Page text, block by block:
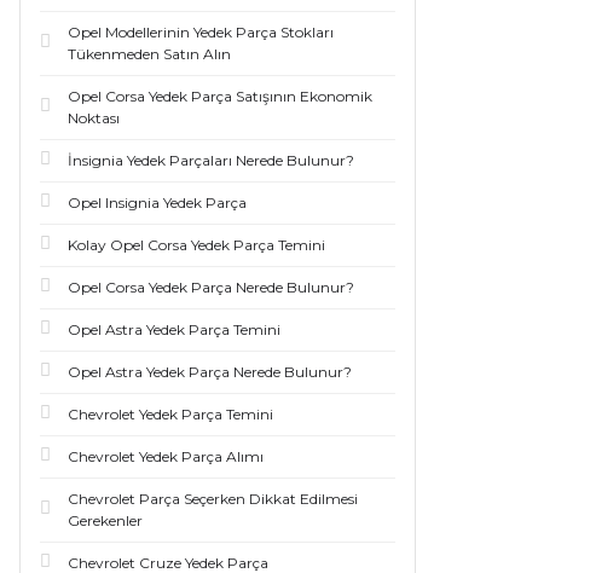
Opel Modellerinin Yedek Parça Stokları
Tükenmeden Satın Alın
Opel Corsa Yedek Parça Satışının Ekonomik
Noktası
İnsignia Yedek Parçaları Nerede Bulunur?
Opel Insignia Yedek Parça
Kolay Opel Corsa Yedek Parça Temini
Opel Corsa Yedek Parça Nerede Bulunur?
Opel Astra Yedek Parça Temini
Opel Astra Yedek Parça Nerede Bulunur?
Chevrolet Yedek Parça Temini
Chevrolet Yedek Parça Alımı
Chevrolet Parça Seçerken Dikkat Edilmesi
Gerekenler
Chevrolet Cruze Yedek Parça